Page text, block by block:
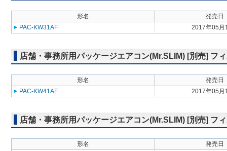
形名
発売日
PAC-KW31AF
2017年05月
店舗・事務所用パッケージエアコン(Mr.SLIM) [別売] フ
形名
発売日
PAC-KW41AF
2017年05月
店舗・事務所用パッケージエアコン(Mr.SLIM) [別売] フ
形名
発売日